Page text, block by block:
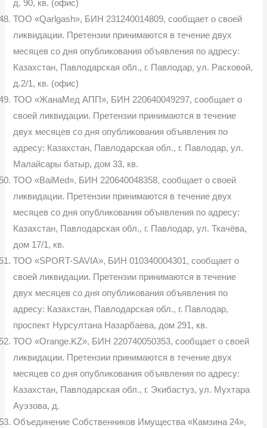
д. 90, кв. (офис)
ТОО «Qarlgash», БИН 231240014809, сообщает о своей
ликвидации. Претензии принимаются в течение двух
месяцев со дня опубликования объ­явления по адресу:
Казахстан, Павлодарская обл., г. Павлодар, ул. Расковой,
д.2/1, кв. (офис)
ТОО «ЖанаМед АПП», БИН 220640049297, сообщает о
своей лик­видации. Претензии принимаются в течение
двух месяцев со дня опубли­кования объявления по
адресу: Казахстан, Павлодарская обл., г. Павлодар, ул.
Малайсары батыр, дом 33, кв.
ТОО «BaiMed», БИН 220640048358, сообщает о своей
ликвидации. Претензии принимаются в течение двух
месяцев со дня опубликования объ­явления по адресу:
Казахстан, Павлодарская обл., г. Павлодар, ул. Ткачёва,
дом 17/1, кв.
ТОО «SPORT-SAVIA», БИН 010340004301, сообщает о
своей лик­видации. Претензии принимаются в течение
двух месяцев со дня опубли­кования объявления по
адресу: Казахстан, Павлодарская обл., г. Павлодар,
проспект Нурсултана Назарбаева, дом 291, кв.
ТОО «Orange.KZ», БИН 220740050353, сообщает о своей
ликвида­ции. Претензии принимаются в течение двух
месяцев со дня опубликования объявления по адресу:
Казахстан, Павлодарская обл., г. Экибастуз, ул. Мух­тара
Ауэзова, д.
Объединение Собственников Имущества «Камзина 24»,